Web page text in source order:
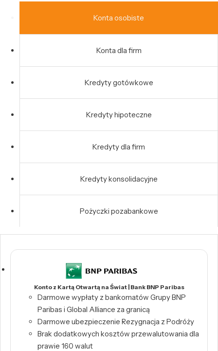
Konta osobiste
Konta dla firm
Kredyty gotówkowe
Kredyty hipoteczne
Kredyty dla firm
Kredyty konsolidacyjne
Pożyczki pozabankowe
Konto z Kartą Otwartą na Świat | Bank BNP Paribas
Darmowe wypłaty z bankomatów Grupy BNP
Paribas i Global Alliance za granicą
Darmowe ubezpieczenie Rezygnacja z Podróży
Brak dodatkowych kosztów przewalutowania dla
prawie 160 walut